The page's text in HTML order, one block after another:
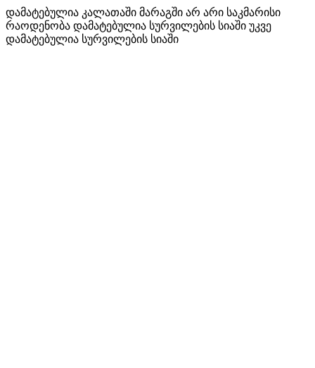
დამატებულია კალათაში მარაგში არ არი საკმარისი
რაოდენობა დამატებულია სურვილების სიაში უკვე
დამატებულია სურვილების სიაში